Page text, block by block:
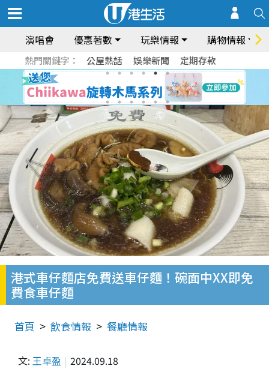
演唱會 優惠著數 玩樂情報 購物情報
熱門關鍵字： 公屋熱話 娛樂新聞 定期存款
港式車仔麵店免費送車仔麵！碗面中XX即免
費食車仔麵
首頁 飲食情報 餐廳情報
文: 王卓盈 2024.09.18